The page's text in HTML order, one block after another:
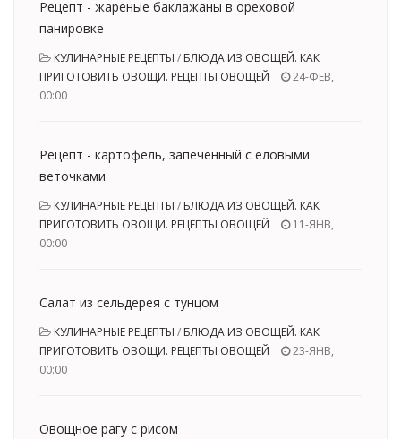
Рецепт - жареные баклажаны в ореховой
панировке
КУЛИНАРНЫЕ РЕЦЕПТЫ / БЛЮДА ИЗ ОВОЩЕЙ. КАК
ПРИГОТОВИТЬ ОВОЩИ. РЕЦЕПТЫ ОВОЩЕЙ
24-ФЕВ,
00:00
Рецепт - картофель, запеченный с еловыми
веточками
КУЛИНАРНЫЕ РЕЦЕПТЫ / БЛЮДА ИЗ ОВОЩЕЙ. КАК
ПРИГОТОВИТЬ ОВОЩИ. РЕЦЕПТЫ ОВОЩЕЙ
11-ЯНВ,
00:00
Салат из сельдерея с тунцом
КУЛИНАРНЫЕ РЕЦЕПТЫ / БЛЮДА ИЗ ОВОЩЕЙ. КАК
ПРИГОТОВИТЬ ОВОЩИ. РЕЦЕПТЫ ОВОЩЕЙ
23-ЯНВ,
00:00
Овощное рагу с рисом